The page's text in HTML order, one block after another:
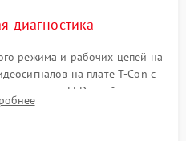
диагностика
режима и рабочих цепей на
на плате T-Con с
LED-драйвера и
мультиметром.